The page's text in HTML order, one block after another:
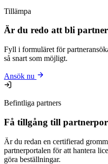
Tillämpa
Är du redo att bli
Fyll i formuläret för
så snart som möjligt.
Ansök nu
Befintliga partners
Få tillgång till
Är du redan en certifierad
partnerportalen för att hantera
göra beställningar.